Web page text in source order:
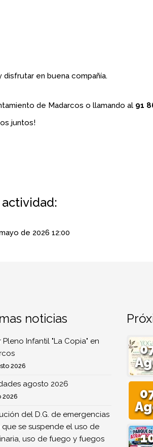
en buena compañía.
de Madarcos o llamando al 91
juntos!
de 2026 12:00
noticias
Pleno Infantil "La Copia" en
2026
agosto 2026
2026
del D.G. de emergencias
se suspende el uso de
uso de fuego y fuegos